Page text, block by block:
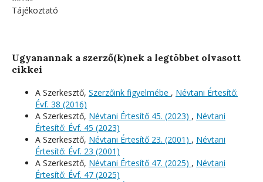
Tájékoztató
Ugyanannak a szerző(k)nek a legtöbbet olvasott
cikkei
A Szerkesztő, Szerzőink figyelmébe , Névtani Értesítő:
Évf. 38 (2016)
A Szerkesztő, Névtani Értesítő 45. (2023) , Névtani
Értesítő: Évf. 45 (2023)
A Szerkesztő, Névtani Értesítő 23. (2001) , Névtani
Értesítő: Évf. 23 (2001)
A Szerkesztő, Névtani Értesítő 47. (2025) , Névtani
Értesítő: Évf. 47 (2025)